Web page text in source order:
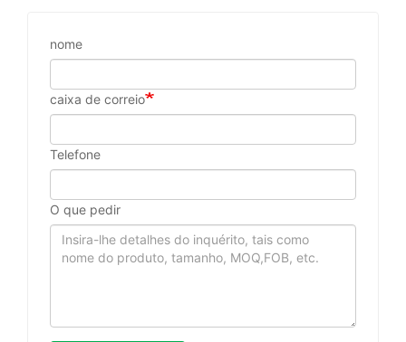
nome
caixa de correio
Telefone
O que pedir